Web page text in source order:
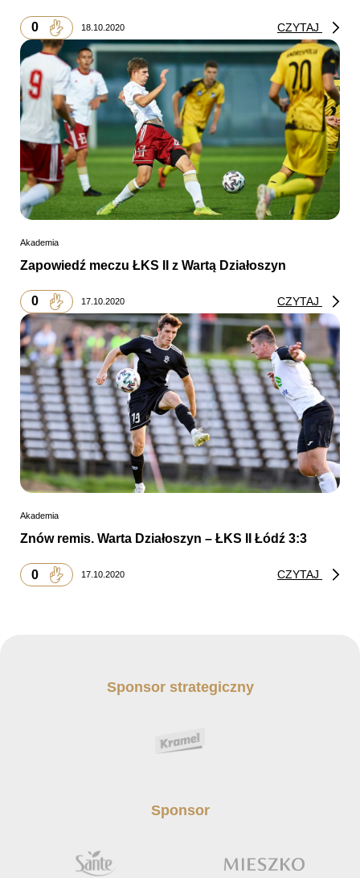
0 18.10.2020 CZYTAJ
Akademia
Zapowiedź meczu ŁKS II z Wartą Działoszyn
0 17.10.2020 CZYTAJ
Akademia
Znów remis. Warta Działoszyn – ŁKS II Łódź 3:3
0 17.10.2020 CZYTAJ
Sponsor strategiczny
Sponsor